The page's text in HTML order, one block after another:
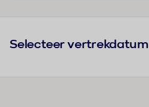
Selecteer vertrekdatum